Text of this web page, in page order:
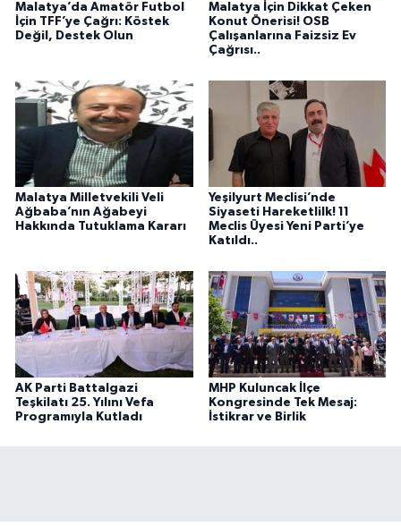
Malatya’da Amatör Futbol
İçin TFF’ye Çağrı: Köstek
Değil, Destek Olun
Malatya İçin Dikkat Çeken
Konut Önerisi! OSB
Çalışanlarına Faizsiz Ev
Çağrısı..
Malatya Milletvekili Veli
Ağbaba’nın Ağabeyi
Hakkında Tutuklama Kararı
Yeşilyurt Meclisi’nde
Siyaseti Hareketlilk! 11
Meclis Üyesi Yeni Parti’ye
Katıldı..
AK Parti Battalgazi
Teşkilatı 25. Yılını Vefa
Programıyla Kutladı
MHP Kuluncak İlçe
Kongresinde Tek Mesaj:
İstikrar ve Birlik